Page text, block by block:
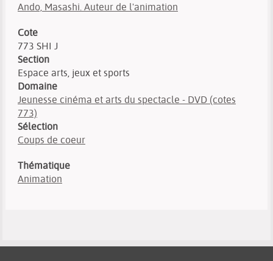
Ando, Masashi. Auteur de l'animation
Cote
773 SHI J
Section
Espace arts, jeux et sports
Domaine
Jeunesse cinéma et arts du spectacle - DVD (cotes
773)
Sélection
Coups de coeur
Thématique
Animation